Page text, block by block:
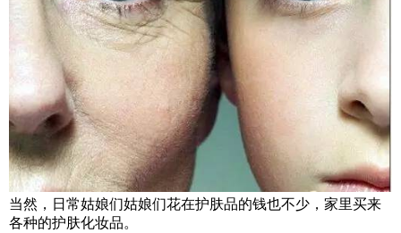
当然，日常姑娘们姑娘们花在护肤品的钱也不少，家里买来
各种的护肤化妆品。